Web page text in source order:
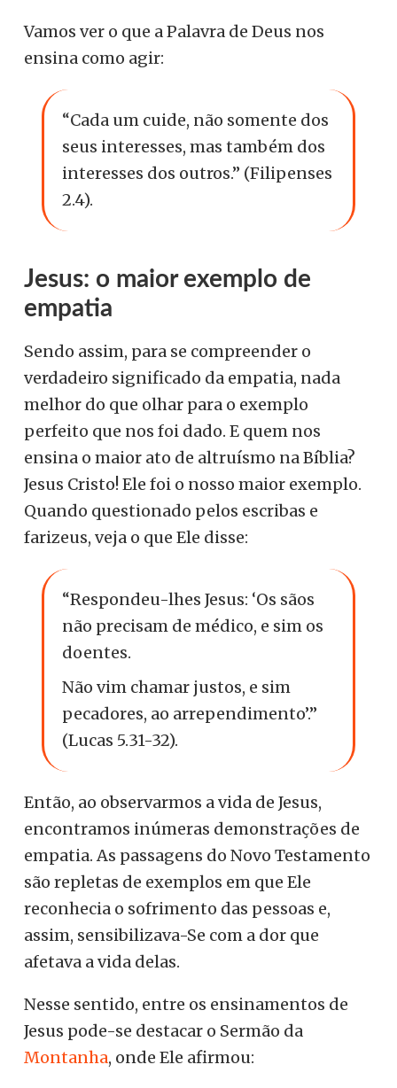
Vamos ver o que a Palavra de Deus nos
ensina como agir:
“Cada um cuide, não somente dos
seus interesses, mas também dos
interesses dos outros.” (Filipenses
2.4).
Jesus: o maior exemplo de
empatia
Sendo assim, para se compreender o
verdadeiro significado da empatia, nada
melhor do que olhar para o exemplo
perfeito que nos foi dado. E quem nos
ensina o maior ato de altruísmo na Bíblia?
Jesus Cristo! Ele foi o nosso maior exemplo.
Quando questionado pelos escribas e
farizeus, veja o que Ele disse:
“Respondeu-lhes Jesus: ‘Os sãos
não precisam de médico, e sim os
doentes.
Não vim chamar justos, e sim
pecadores, ao arrependimento’.”
(Lucas 5.31-32).
Então, ao observarmos a vida de Jesus,
encontramos inúmeras demonstrações de
empatia. As passagens do Novo Testamento
são repletas de exemplos em que Ele
reconhecia o sofrimento das pessoas e,
assim, sensibilizava-Se com a dor que
afetava a vida delas.
Nesse sentido, entre os ensinamentos de
Jesus pode-se destacar o Sermão da
Montanha, onde Ele afirmou: